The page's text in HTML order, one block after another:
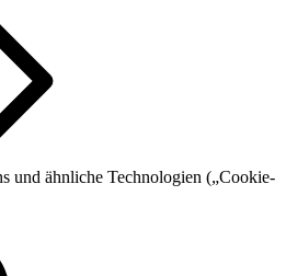
und ähnliche Technologien („Cookie-